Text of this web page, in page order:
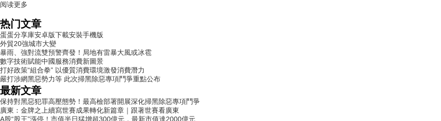
阅读更多
热门文章
蛋蛋分享庫安卓版下載安裝手機版
外貿20強城市大變
暴雨、強對流雙預警齊發！局地有雷暴大風或冰雹
數字技術賦能中國服務消費新圖景
打好政策“組合拳” 以優質消費環境激發消費潛力
嚴打涉網黑惡勢力等 此次掃黑除惡專項鬥爭重點公布
最新文章
保持對黑惡犯罪高壓態勢！最高檢部署開展深化掃黑除惡專項鬥爭
廣東：金牌之上續寫世賽成果轉化新篇章｜跟著世賽看廣東
A股“股王”漲停！市值半日猛增超300億元，最新市值達2000億元